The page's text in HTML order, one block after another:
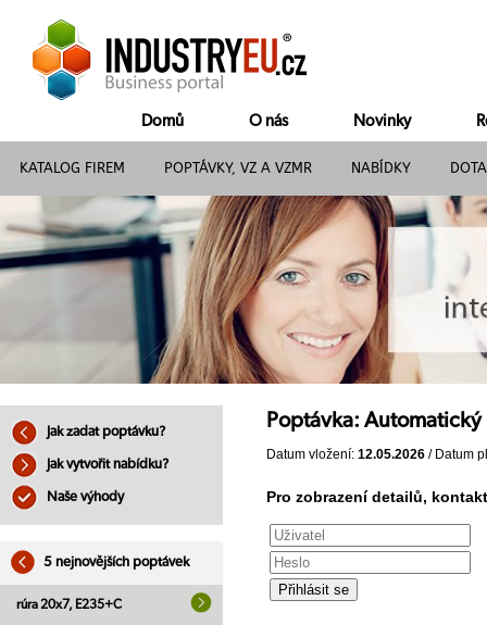
Domů O nás Novinky
KATALOG FIREM POPTÁVKY, VZ A VZMR NABÍDKY
Jak zadat poptávku?
Jak vytvořit nabídku?
Naše výhody
5 nejnovějších poptávek
rúra 20x7, E235+C
Poptávka:
Datum vložení: 12.05.2026 / Datum
Pro zobrazení detailů,